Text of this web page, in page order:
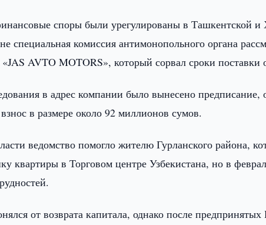
споры были урегулированы в Ташкентской и
специальная комиссия антимонопольного органа
AVTO MOTORS», который сорвал сроки
в адрес компании было вынесено
в размере около 92 миллионов сумов.
ведомство помогло жителю Гурланского района,
квартиры в Торговом центре Узбекистана, но в
от возврата капитала, однако после